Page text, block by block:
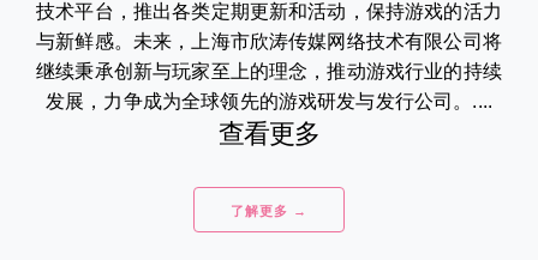
技术平台，推出各类定期更新和活动，保持游戏的活力
与新鲜感。未来，上海市欣涛传媒网络技术有限公司将
继续秉承创新与玩家至上的理念，推动游戏行业的持续
发展，力争成为全球领先的游戏研发与发行公司。....
查看更多
了解更多 →